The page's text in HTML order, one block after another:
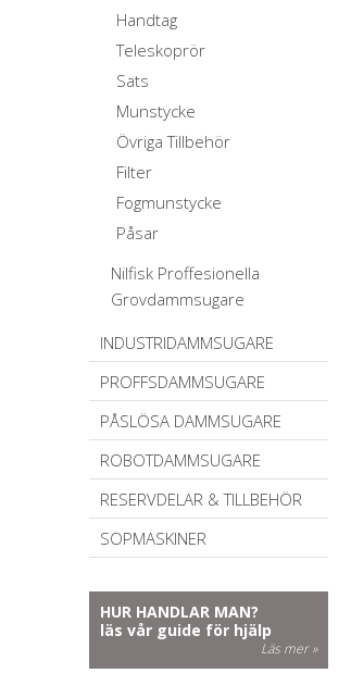
Handtag
Teleskoprör
Sats
Munstycke
Övriga Tillbehör
Filter
Fogmunstycke
Påsar
Nilfisk Proffesionella
Grovdammsugare
INDUSTRIDAMMSUGARE
PROFFSDAMMSUGARE
PÅSLÖSA DAMMSUGARE
ROBOTDAMMSUGARE
RESERVDELAR & TILLBEHÖR
SOPMASKINER
HUR HANDLAR MAN?
läs vår guide för hjälp
Läs mer »